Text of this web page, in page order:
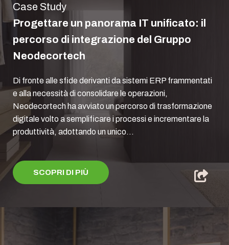
Case Study
Progettare un panorama IT unificato: il
percorso di integrazione del Gruppo
Neodecortech
Di fronte alle sfide derivanti da sistemi ERP frammentati
e alla necessità di consolidare le operazioni,
Neodecortech ha avviato un percorso di trasformazione
digitale volto a semplificare i processi e incrementare la
produttività, adottando un unico...
SCOPRI DI PIÙ